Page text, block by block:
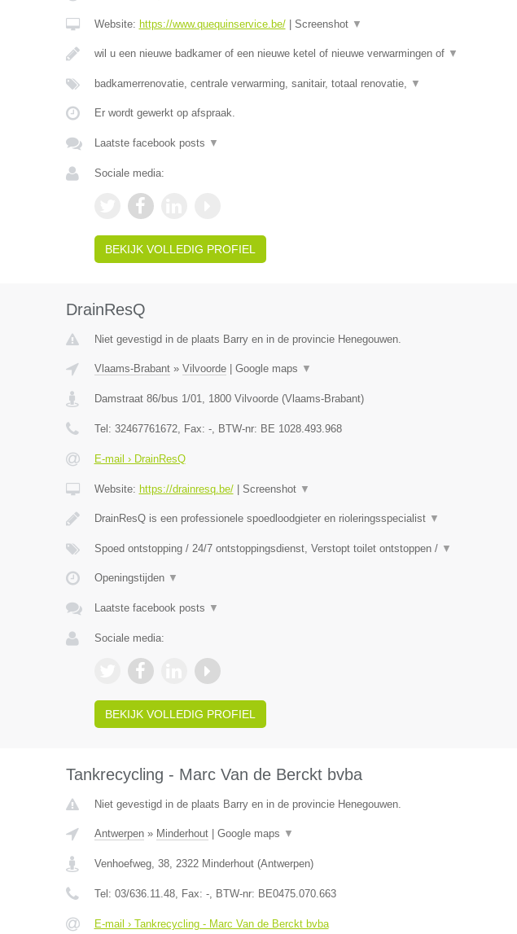
Website: https://www.quequinservice.be/| Screenshot ▼
wil u een nieuwe badkamer of een nieuwe ketel of nieuwe verwarmingen of ▼
badkamerrenovatie, centrale verwarming, sanitair, totaal renovatie, ▼
Er wordt gewerkt op afspraak.
Laatste facebook posts ▼
Sociale media:
BEKIJK VOLLEDIG PROFIEL
DrainResQ
Niet gevestigd in de plaats Barry en in de provincie Henegouwen.
Vlaams-Brabant» Vilvoorde| Google maps ▼
Damstraat 86/bus 1/01, 1800 Vilvoorde(Vlaams-Brabant)
Tel: 32467761672, Fax: -, BTW-nr: BE 1028.493.968
E-mail › DrainResQ
Website: https://drainresq.be/| Screenshot ▼
DrainResQ is een professionele spoedloodgieter en rioleringsspecialist ▼
Spoed ontstopping / 24/7 ontstoppingsdienst, Verstopt toilet ontstoppen / ▼
Openingstijden ▼
Laatste facebook posts ▼
Sociale media:
BEKIJK VOLLEDIG PROFIEL
Tankrecycling - Marc Van de Berckt bvba
Niet gevestigd in de plaats Barry en in de provincie Henegouwen.
Antwerpen» Minderhout| Google maps ▼
Venhoefweg, 38, 2322 Minderhout(Antwerpen)
Tel: 03/636.11.48, Fax: -, BTW-nr: BE0475.070.663
E-mail › Tankrecycling - Marc Van de Berckt bvba